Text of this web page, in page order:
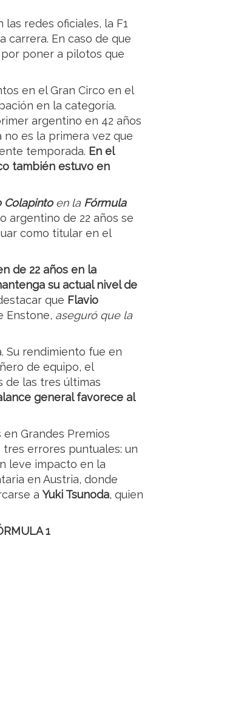
redes oficiales, la F1
carrera. En caso de que
poner a pilotos que
en el Gran Circo en el
en la categoría.
argentino en 42 años
no es la primera vez que
temporada. En el
también estuvo en
Colapintoen la Fórmula
argentino de 22 años se
como titular en el
de 22 años en la
su actual nivel de
que Flavio
Enstone, aseguró que la
Su rendimiento fue en
de equipo, el
de las tres últimas
general favorece al
Grandes Premios
errores puntuales: un
leve impacto en la
en Austria, donde
aYuki Tsunoda, quien
1